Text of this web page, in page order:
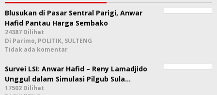
Blusukan di Pasar Sentral Parigi, Anwar
Hafid Pantau Harga Sembako
24387 Dilihat
Di Parimo, POLITIK, SULTENG
Tidak ada komentar
Survei LSI: Anwar Hafid – Reny Lamadjido
Unggul dalam Simulasi Pilgub Sula…
17502 Dilihat